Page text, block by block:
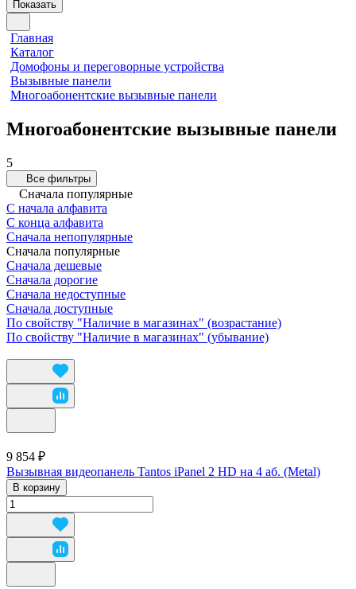
Показать
Главная
Каталог
Домофоны и переговорные устройства
Вызывные панели
Многоабонентские вызывные панели
Многоабонентские вызывные панели
5
Все фильтры
Сначала популярные
С начала алфавита
С конца алфавита
Сначала непопулярные
Сначала популярные
Сначала дешевые
Сначала дорогие
Сначала недоступные
Сначала доступные
По свойству "Наличие в магазинах" (возрастание)
По свойству "Наличие в магазинах" (убывание)
9 854 ₽
Вызывная видеопанель Tantos iPanel 2 HD на 4 аб. (Metal)
В корзину